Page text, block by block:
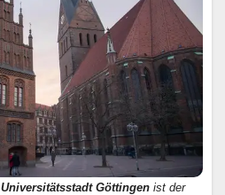
Universitätsstadt Göttingenist der